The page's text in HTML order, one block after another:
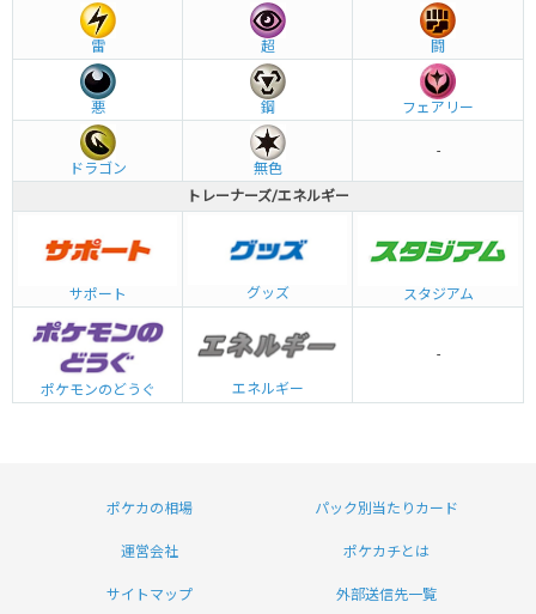
雷 超 闘
悪 鋼 フェアリー
ドラゴン 無色
-
トレーナーズ/エネルギー
サポート グッズ スタジアム
ポケモンのどうぐ エネルギー
-
ポケカの相場 パック別当たりカード
運営会社 ポケカチとは
サイトマップ 外部送信先一覧